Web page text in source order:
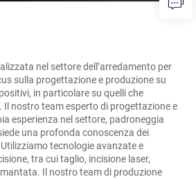
nel settore dell’arredamento per
sulla progettazione e produzione su
in particolare su quelli che
nostro team esperto di progettazione e
esperienza nel settore, padroneggia
una profonda conoscenza dei
tecnologie avanzate e
tra cui taglio, incisione laser,
Il nostro team di produzione